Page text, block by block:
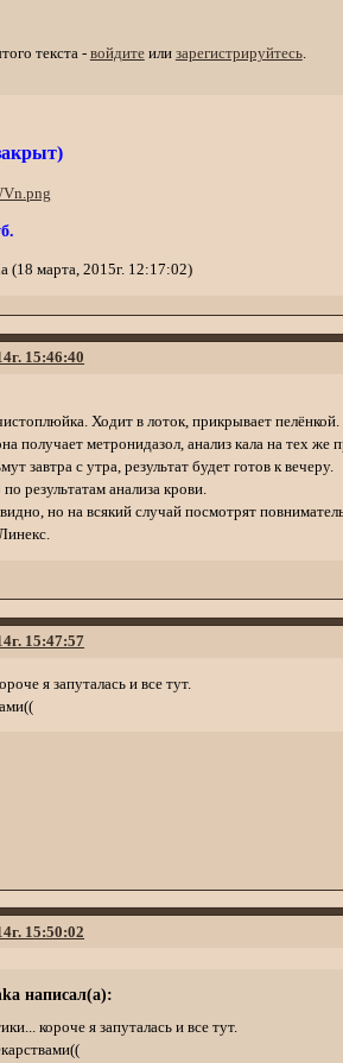
текста - войдитеили зарегистрируйтесь.
(18 марта, 2015г. 12:17:02)
15:46:40
Ходит в лоток, прикрывает
получает метронидазол, анализ кала на тех
завтра с утра, результат будет готов к вечеру.
результатам анализа крови.
но на всякий случай посмотрят
15:47:57
я запуталась и все тут.
15:50:02
написал(а):
короче я запуталась и все тут.